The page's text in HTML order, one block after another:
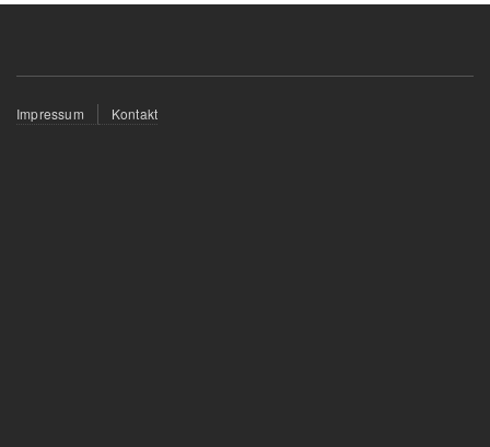
Fußzeilenmenü
Impressum Kontakt